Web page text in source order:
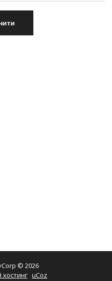
© 2026
uCoz